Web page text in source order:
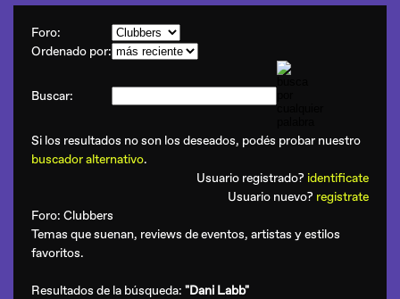
Foro:
Ordenado por:
Buscar:
Si los resultados no son los deseados, podés probar nuestro
buscador alternativo.
Usuario registrado? identificate
Usuario nuevo? registrate
Foro: Clubbers
Temas que suenan, reviews de eventos, artistas y estilos
favoritos.
Resultados de la búsqueda: "Dani Labb"